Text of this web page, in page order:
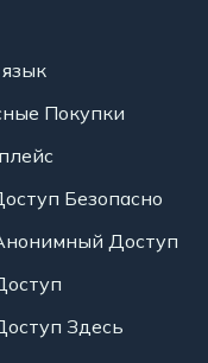
Покупки
Безопасно
Доступ
Здесь